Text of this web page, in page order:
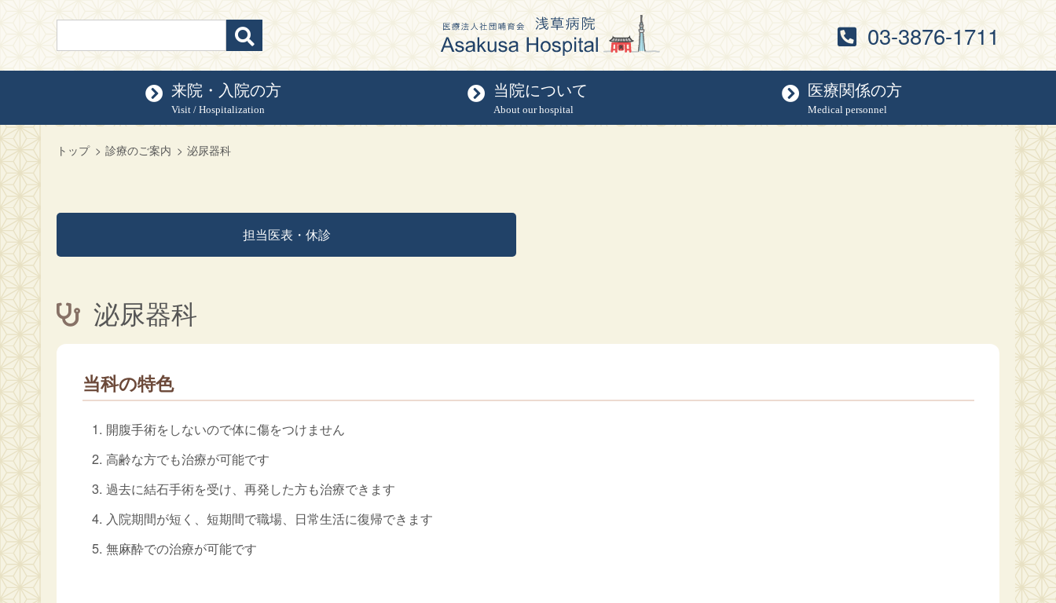
03-3876-1711
来院・入院の方
Visit / Hospitalization
当院について
About our hospital
医療関係の方
Medical personnel
トップ 診療のご案内 泌尿器科
担当医表・休診
泌尿器科
当科の特色
開腹手術をしないので体に傷をつけません
高齢な方でも治療が可能です
過去に結石手術を受け、再発した方も治療できます
入院期間が短く、短期間で職場、日常生活に復帰できます
無麻酔での治療が可能です